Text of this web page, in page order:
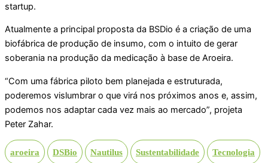
startup.
Atualmente a principal proposta da BSDio é a criação de uma
biofábrica de produção de insumo, com o intuito de gerar
soberania na produção da medicação à base de Aroeira.
“Com uma fábrica piloto bem planejada e estruturada,
poderemos vislumbrar o que virá nos próximos anos e, assim,
podemos nos adaptar cada vez mais ao mercado”, projeta
Peter Zahar.
aroeira DSBio Nautilus Sustentabilidade Tecnologia